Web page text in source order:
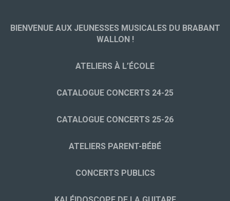
BIENVENUE AUX JEUNESSES MUSICALES DU BRABANT
WALLON !
ATELIERS À L’ÉCOLE
CATALOGUE CONCERTS 24-25
CATALOGUE CONCERTS 25-26
ATELIERS PARENT-BÉBÉ
CONCERTS PUBLICS